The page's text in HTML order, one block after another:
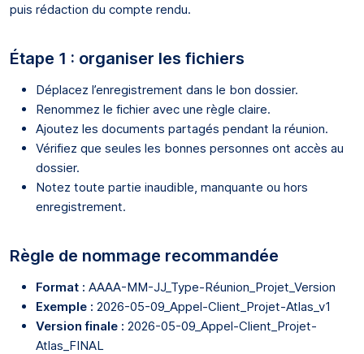
puis rédaction du compte rendu.
Étape 1 : organiser les fichiers
Déplacez l’enregistrement dans le bon dossier.
Renommez le fichier avec une règle claire.
Ajoutez les documents partagés pendant la réunion.
Vérifiez que seules les bonnes personnes ont accès au
dossier.
Notez toute partie inaudible, manquante ou hors
enregistrement.
Règle de nommage recommandée
Format : AAAA-MM-JJ_Type-Réunion_Projet_Version
Exemple : 2026-05-09_Appel-Client_Projet-Atlas_v1
Version finale : 2026-05-09_Appel-Client_Projet-
Atlas_FINAL